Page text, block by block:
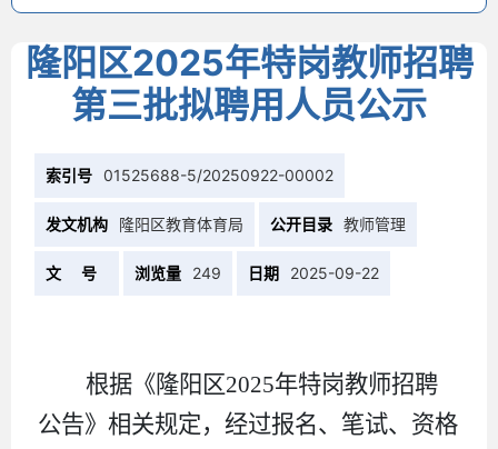
隆阳区2025年特岗教师招聘
第三批拟聘用人员公示
索引号 01525688-5/20250922-00002
发文机构 隆阳区教育体育局 公开目录 教师管理
文 号 浏览量 249 日期 2025-09-22
根据《隆阳区2025年特岗教师招聘
公告》相关规定，经过报名、笔试、资格